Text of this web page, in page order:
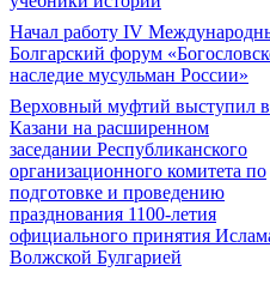
Начал работу IV
Болгарский форум
наследие мусульман России»
Верховный муфтий выступил в
Казани на расширенном
заседании Республиканского
организационного комитета по
подготовке и проведению
празднования 1100-летия
официального принятия
Волжской Булгарией